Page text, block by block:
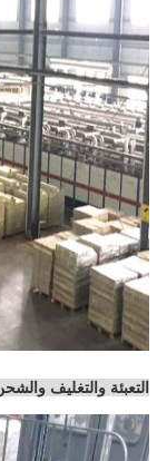
التعبئة والتغليف والشحن